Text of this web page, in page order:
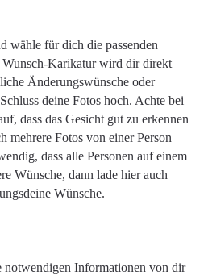
wähle für dich die passenden
Karikatur wird dir direkt
Änderungswünsche oder
deine Fotos hoch. Achte bei
dass das Gesicht gut zu erkennen
mehrere Fotos von einer Person
dass alle Personen auf einem
Wünsche, dann lade hier auch
Wünsche.
Informationen von dir